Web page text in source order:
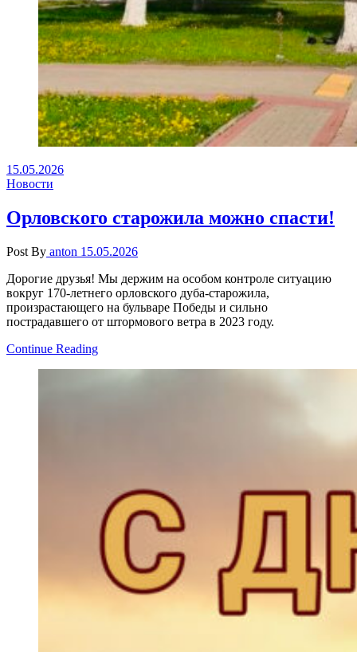
15.05.2026
Новости
Орловского старожила можно спасти!
Post By anton 15.05.2026
Дорогие друзья! Мы держим на особом контроле ситуацию
вокруг 170-летнего орловского дуба-старожила,
произрастающего на бульваре Победы и сильно
пострадавшего от штормового ветра в 2023 году.
Continue Reading